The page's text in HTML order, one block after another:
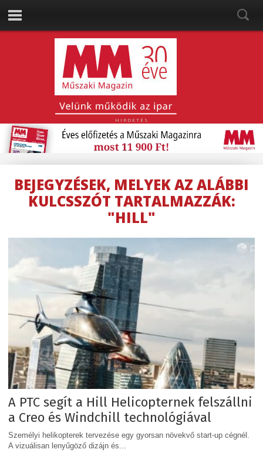
HIRDETÉS
BEJEGYZÉSEK, MELYEK AZ ALÁBBI
KULCSSZÓT TARTALMAZZÁK:
"HILL"
A PTC segít a Hill Helicopternek felszállni
a Creo és Windchill technológiával
Személyi helikopterek tervezése egy gyorsan növekvő start-up cégnél.
A vizuálisan lenyűgöző dizájn és...